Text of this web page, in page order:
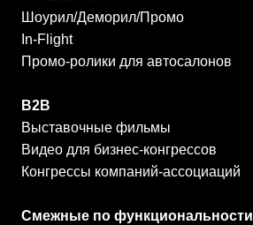
Шоурил/Деморил/Промо
In-Flight
Промо-ролики для автосалонов
B2B
Выставочные фильмы
Видео для бизнес-конгрессов
Конгрессы компаний-ассоциаций
Смежные по функциональности